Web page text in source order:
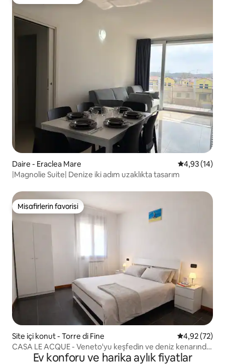
Daire - Eraclea Mare 5 üzerinden
4,93 (14)
|Magnolie Suite| Denize iki adım uzaklıkta tasarım
Misafirlerin favorisi
Misafirlerin favorisi
Site içi konut - Torre di Fine 5 üzerinden
4,92 (72)
CASA LE ACQUE - Veneto'yu keşfedin ve deniz kenarında
dinleninEv konforu ve harika aylık fiyatlar